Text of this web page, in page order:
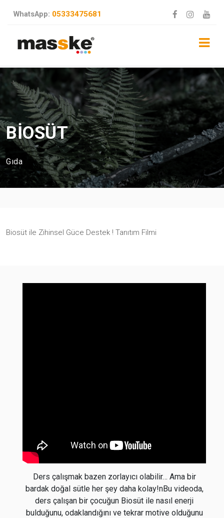
WhatsApp: 05333475681
BİOSÜT
Gıda
Biosüt ile Zihinsel Güce Destek ! Tanıtım Filmi
Ders çalışmak bazen zorlayıcı olabilir… Ama bir
bardak doğal sütle her şey daha kolay!nBu videoda,
ders çalışan bir çocuğun Biosüt ile nasıl enerji
bulduğunu, odaklandığını ve tekrar motive olduğunu